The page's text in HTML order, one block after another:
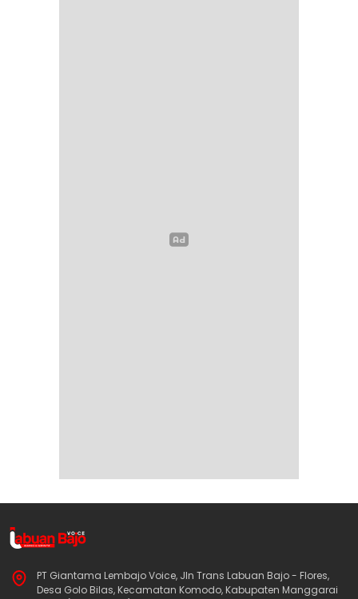
PT Giantama Lembajo Voice, Jln Trans Labuan Bajo - Flores,
Desa Golo Bilas, Kecamatan Komodo, Kabupaten Manggarai